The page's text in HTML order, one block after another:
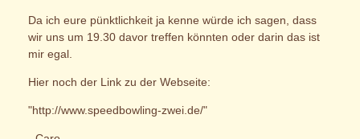
Da ich eure pünktlichkeit ja kenne würde ich sagen, dass
wir uns um 19.30 davor treffen könnten oder darin das ist
mir egal.
Hier noch der Link zu der Webseite:
"http://www.speedbowling-zwei.de/"